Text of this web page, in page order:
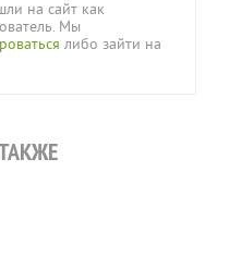
на сайт как
Мы
либо зайти на